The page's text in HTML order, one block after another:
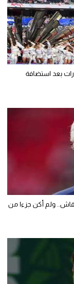
بعد استضافة
ولم أكن جزءا من